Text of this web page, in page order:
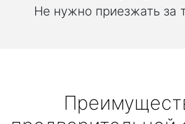
Не нужно приезжать за